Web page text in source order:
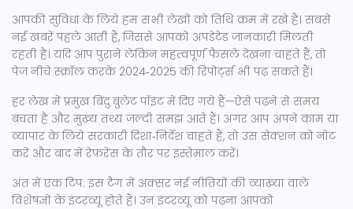
आपकी सुविधा के लिये हम सभी लेखों को तिथि क्रम में रखे हैं। सबसे
नई खबऱें पहले आती हैं, जिससे आपको अपडेटेड जानकारी मिलती
रहती है। यदि आप पुराने लेकिन महत्वपूर्ण फैसले देखना चाहते हैं, तो
पेज नीचे स्क्रॉल करके 2024‑2025 की रिपोर्ट्स भी पढ़ सकते हैं।
हर लेख में प्रमुख बिंदु बुलेट पॉइंट में दिए गये हैं—ऐसे पढ़ने से समय
बचता है और मुख्य तथ्य जल्दी समझ आते हैं। अगर आप अपने काम या
व्यापार के लिये सरकारी दिशा‑निर्देश चाहते हैं, तो उस सेक्शन को नोट
करें और बाद में रेफ़रेंस के तौर पर इस्तेमाल करें।
अंत में एक टिप: इस टैग में अक्सर नई नीतियों की व्याख्या वाले
विशेषज्ञों के इंटरव्यू होते हैं। उन इंटरव्यू को पढ़ना आपको